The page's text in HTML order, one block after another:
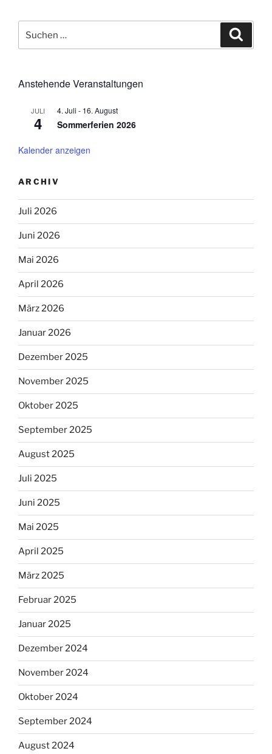
nach:
Anstehende Veranstaltungen
JULI
4
4. Juli - 16. August
Sommerferien 2026
Kalender anzeigen
ARCHIV
Juli 2026
Juni 2026
Mai 2026
April 2026
März 2026
Januar 2026
Dezember 2025
November 2025
Oktober 2025
September 2025
August 2025
Juli 2025
Juni 2025
Mai 2025
April 2025
März 2025
Februar 2025
Januar 2025
Dezember 2024
November 2024
Oktober 2024
September 2024
August 2024